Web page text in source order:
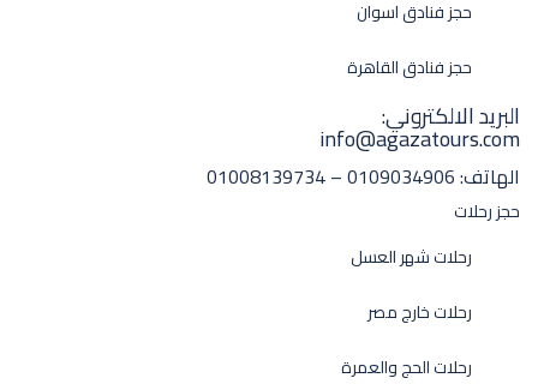
حجز فنادق اسوان
حجز فنادق القاهرة
البريد الالكتروني:
info@agazatours.com
الهاتف:0109034906 – 01008139734
حجز رحلات
رحلات شهر العسل
رحلات خارج مصر
رحلات الحج والعمرة